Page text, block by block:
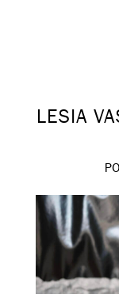
LESIA